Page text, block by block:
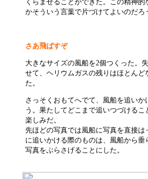
くらませることができた。この精神的
かそういう言葉で片づけてよいのだろ
さあ飛ばすぞ
大きなサイズの風船を2個つくった。
せて、ヘリウムガスの残りはほとんど
た。
さっそくおもてへでて、風船を追いか
う。果たしてどこまで追いつづけるこ
楽しみだ。
先ほどの写真では風船に写真を直接は
に追いかける際のものは、風船から垂
写真をぶらさげることにした。